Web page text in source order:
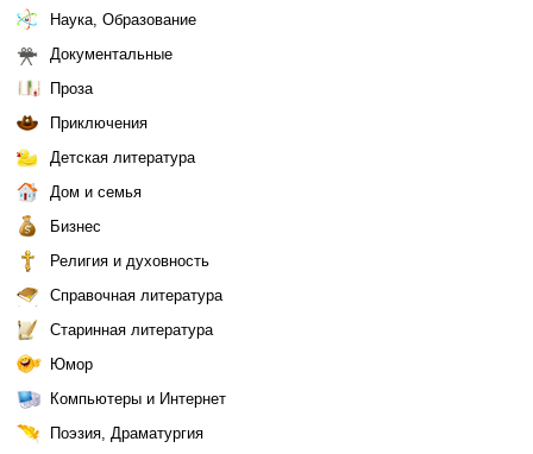
Наука, Образование
Документальные
Проза
Приключения
Детская литература
Дом и семья
Бизнес
Религия и духовность
Справочная литература
Старинная литература
Юмор
Компьютеры и Интернет
Поэзия, Драматургия